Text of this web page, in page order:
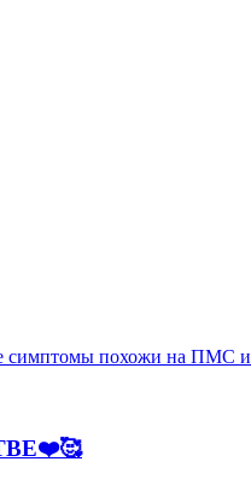
похожи на ПМС и